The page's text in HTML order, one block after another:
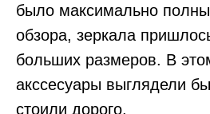
было максимально
обзора, зеркала
больших размеров. В
акссесуары выглядели
стоили дорого.